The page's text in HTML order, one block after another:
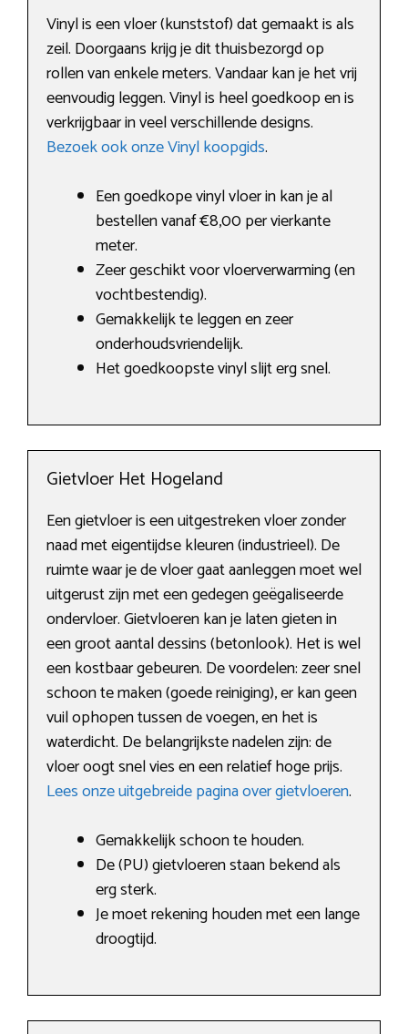
Vinyl is een vloer (kunststof) dat gemaakt is als
zeil. Doorgaans krijg je dit thuisbezorgd op
rollen van enkele meters. Vandaar kan je het vrij
eenvoudig leggen. Vinyl is heel goedkoop en is
verkrijgbaar in veel verschillende designs.
Bezoek ook onze Vinyl koopgids.
Een goedkope vinyl vloer in kan je al
bestellen vanaf €8,00 per vierkante
meter.
Zeer geschikt voor vloerverwarming (en
vochtbestendig).
Gemakkelijk te leggen en zeer
onderhoudsvriendelijk.
Het goedkoopste vinyl slijt erg snel.
Gietvloer Het Hogeland
Een gietvloer is een uitgestreken vloer zonder
naad met eigentijdse kleuren (industrieel). De
ruimte waar je de vloer gaat aanleggen moet wel
uitgerust zijn met een gedegen geëgaliseerde
ondervloer. Gietvloeren kan je laten gieten in
een groot aantal dessins (betonlook). Het is wel
een kostbaar gebeuren. De voordelen: zeer snel
schoon te maken (goede reiniging), er kan geen
vuil ophopen tussen de voegen, en het is
waterdicht. De belangrijkste nadelen zijn: de
vloer oogt snel vies en een relatief hoge prijs.
Lees onze uitgebreide pagina over gietvloeren.
Gemakkelijk schoon te houden.
De (PU) gietvloeren staan bekend als
erg sterk.
Je moet rekening houden met een lange
droogtijd.